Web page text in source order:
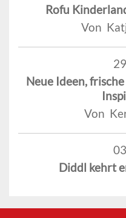
Rofu
Von
Neue Ideen,
Von
Diddl kehrt